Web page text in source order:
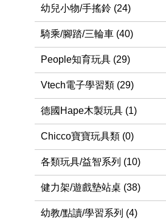
幼兒小物/手搖鈴 (24)
騎乘/腳踏/三輪車 (40)
People知育玩具 (29)
Vtech電子學習類 (29)
德國Hape木製玩具 (1)
Chicco寶寶玩具類 (0)
各類玩具/益智系列 (10)
健力架/遊戲墊站桌 (38)
幼教/點讀/學習系列 (4)